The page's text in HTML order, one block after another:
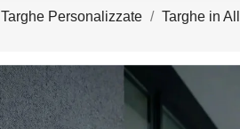
Targhe Personalizzate Targhe in